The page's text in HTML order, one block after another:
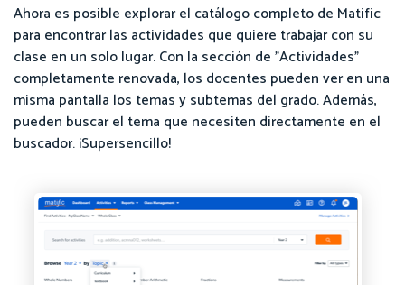
Ahora es posible explorar el catálogo completo de Matific
para encontrar las actividades que quiere trabajar con su
clase en un solo lugar. Con la sección de "Actividades"
completamente renovada, los docentes pueden ver en una
misma pantalla los temas y subtemas del grado. Además,
pueden buscar el tema que necesiten directamente en el
buscador. ¡Supersencillo!